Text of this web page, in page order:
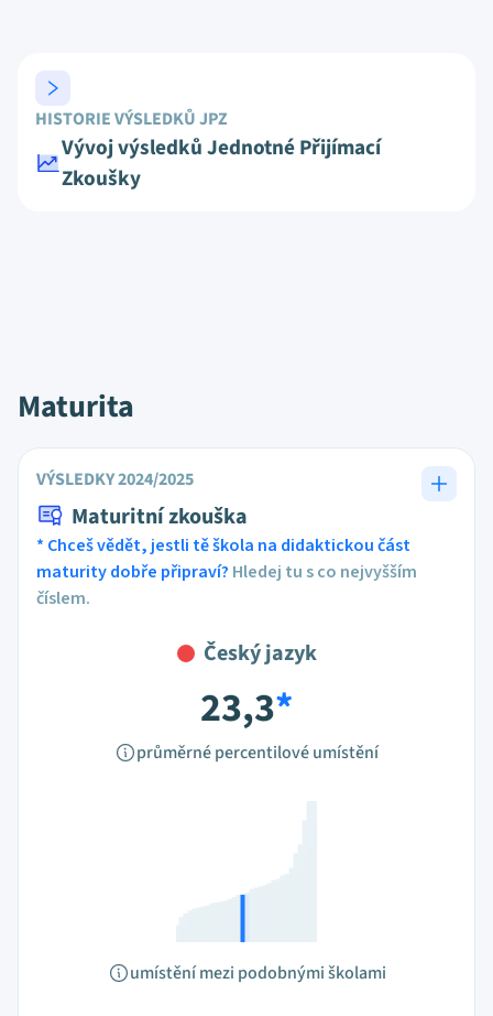
HISTORIE VÝSLEDKŮ JPZ
Vývoj výsledků Jednotné Přijímací
Zkoušky
Maturita
VÝSLEDKY 2024/2025
Maturitní zkouška
* Chceš vědět, jestli tě škola na didaktickou část
maturity dobře připraví? Hledej tu s co nejvyšším
číslem.
Český jazyk
23,3*
průměrné percentilové umístění
umístění mezi podobnými školami